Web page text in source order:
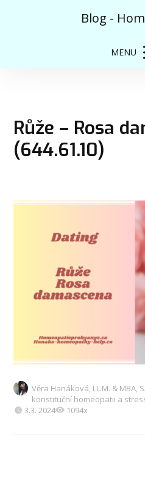
Blog -
MENU
Růže – Rosa
(644.61.10)
Věra Hanáková, LL.M. & MBA,
konstituční homeopatii a
3.3. 2024
1094x